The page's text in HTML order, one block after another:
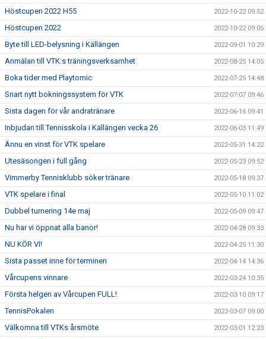
Höstcupen 2022 H55 2022-10-22 09:52
Höstcupen 2022 2022-10-22 09:05
Byte till LED-belysning i Källängen 2022-09-01 10:29
Anmälan till VTK:s träningsverksamhet 2022-08-25 14:05
Boka tider med Playtomic 2022-07-25 14:48
Snart nytt bokningssystem för VTK 2022-07-07 09:46
Sista dagen för vår andratränare 2022-06-16 09:41
Inbjudan till Tennisskola i Källängen vecka 26 2022-06-03 11:49
Ännu en vinst för VTK spelare 2022-05-31 14:22
Utesäsongen i full gång 2022-05-23 09:52
Vimmerby Tennisklubb söker tränare 2022-05-18 09:37
VTK spelare i final 2022-05-10 11:02
Dubbel turnering 14e maj 2022-05-09 09:47
Nu har vi öppnat alla banor! 2022-04-28 09:33
NU KÖR VI! 2022-04-25 11:30
Sista passet inne för terminen 2022-04-14 14:36
Vårcupens vinnare 2022-03-24 10:35
Första helgen av Vårcupen FULL! 2022-03-10 09:17
TennisPokalen 2022-03-07 09:00
Välkomna till VTKs årsmöte 2022-03-01 12:23